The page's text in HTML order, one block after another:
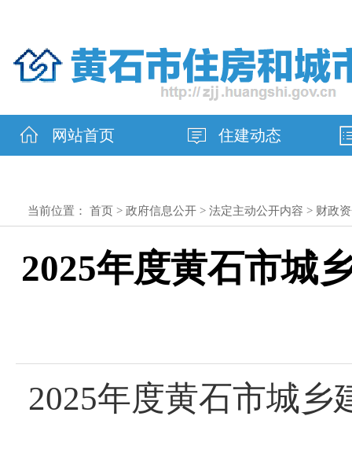
网站首页 住建动态
当前位置： 首页 > 政府信息公开 > 法定主动公开内容 > 财政
2025年度黄石市城
2025年度黄石市城